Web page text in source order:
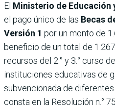
El Ministerio de Educación
el pago único de las Becas
Versión 1 por un monto de
beneficio de un total de
recursos del 2.° y 3.° curso
instituciones educativas de
subvencionada de
consta en la Resolución n.°